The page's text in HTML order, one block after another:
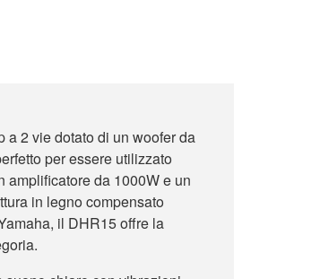
a 2 vie dotato di un woofer da
per essere utilizzato
da 1000W e un
in legno compensato
il DHR15 offre la